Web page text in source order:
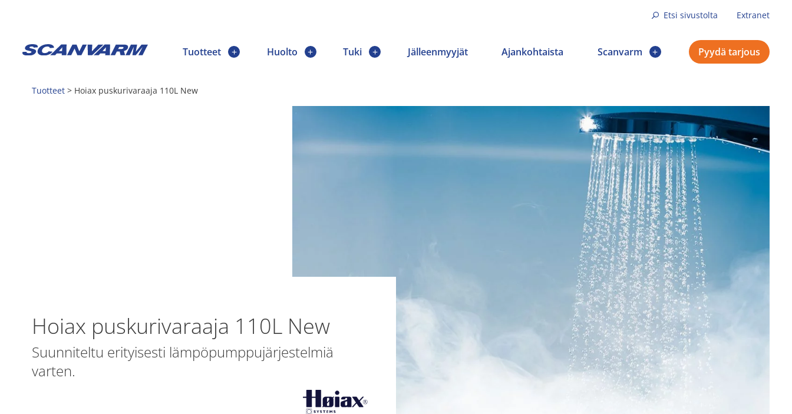
Etsi sivustolta Extranet
Tuotteet Huolto Tuki Jälleenmyyjät Ajankohtaista Scanvarm Pyydä tarjous
Tuotteet > Hoiax puskurivaraaja 110L New
Hoiax puskurivaraaja 110L New
Suunniteltu erityisesti lämpöpumppujärjestelmiä
varten.